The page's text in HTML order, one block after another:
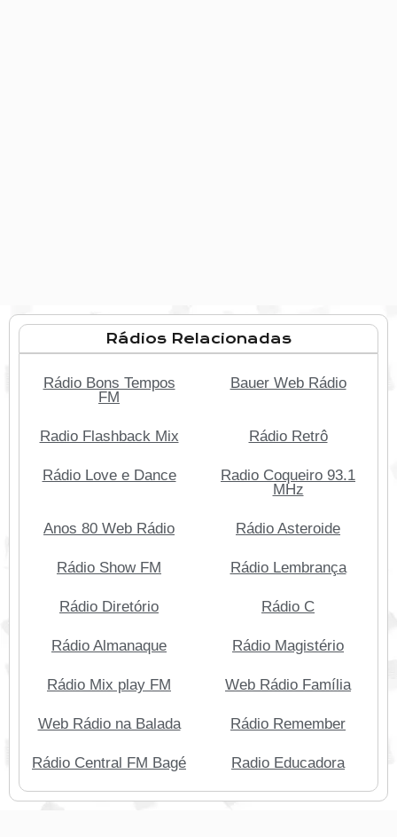
Rádios Relacionadas
Rádio Bons Tempos
FM
Bauer Web Rádio
Radio Flashback Mix Rádio Retrô
Rádio Love e Dance
Radio Coqueiro 93.1
MHz
Anos 80 Web Rádio Rádio Asteroide
Rádio Show FM Rádio Lembrança
Rádio Diretório Rádio C
Rádio Almanaque Rádio Magistério
Rádio Mix play FM Web Rádio Família
Web Rádio na Balada Rádio Remember
Rádio Central FM Bagé Radio Educadora